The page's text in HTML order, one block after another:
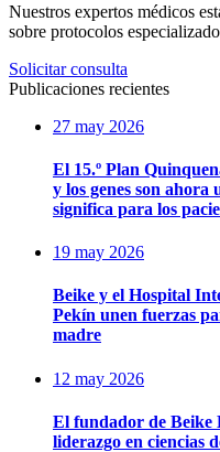
Nuestros expertos médicos
sobre protocolos
Solicitar consulta
Publicaciones recientes
27 may 2026
El 15.º Plan
y los genes son
significa para los
19 may 2026
Beike y el Hospital
Pekín unen fuerzas
madre
12 may 2026
El fundador de Beike
liderazgo en ciencias